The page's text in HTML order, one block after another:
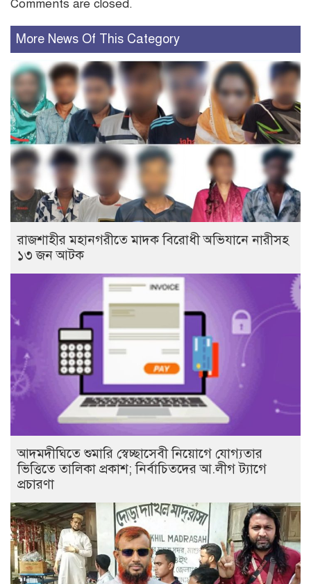
Comments are closed.
More News Of This Category
রাজশাহীর মহানগরীতে মাদক বিরোধী অভিযানে নারীসহ
১৩ জন আটক
আদমদীঘিতে শুমারি স্বেচ্ছাসেবী নিয়োগে যোগ্যতার
ভিত্তিতে তালিকা প্রকাশ; নির্বাচিতদের আ.লীগ ট্যাগে
প্রচারণা